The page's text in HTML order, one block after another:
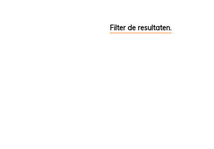
Filter de resultaten.